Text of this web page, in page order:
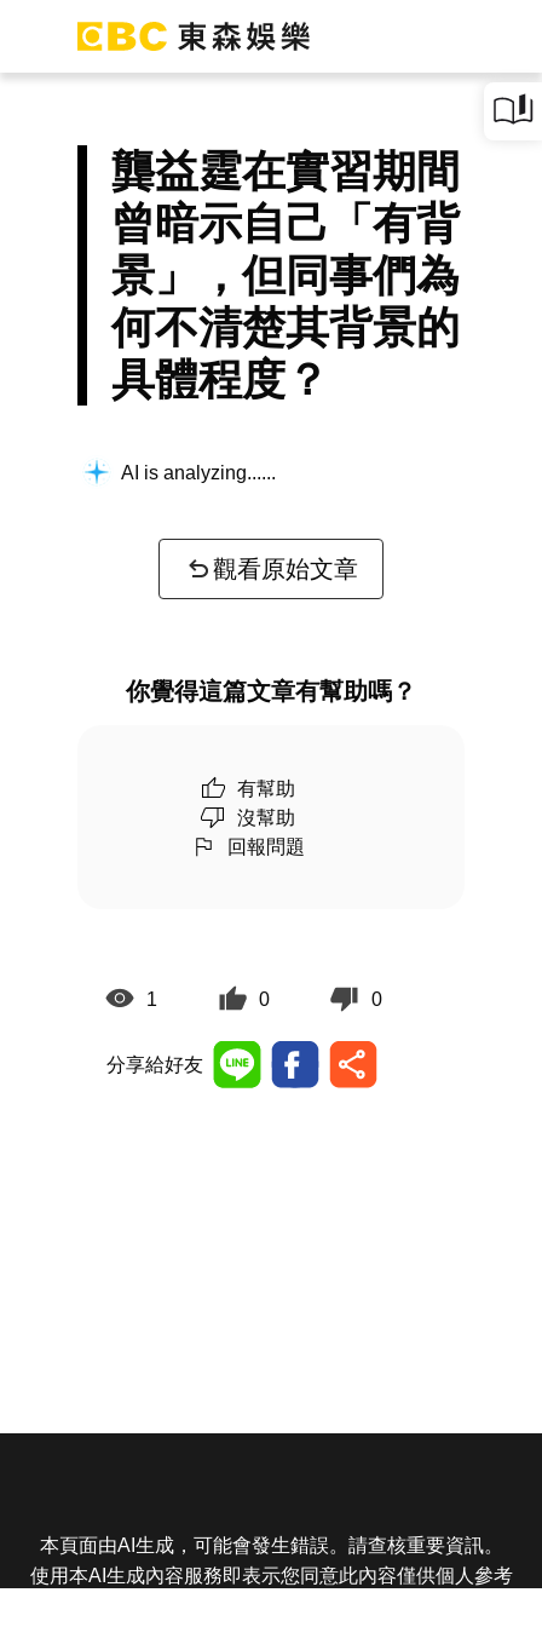
龔益霆在實習期間
曾暗示自己「有背
景」，但同事們為
何不清楚其背景的
具體程度？
AI is analyzing...
觀看原始文章
你覺得這篇文章有幫助嗎？
有幫助
沒幫助
回報問題
1 0 0
分享給好友
本頁面由AI生成，可能會發生錯誤。請查核重要資訊。
使用本AI生成內容服務即表示您同意此內容僅供個人參考